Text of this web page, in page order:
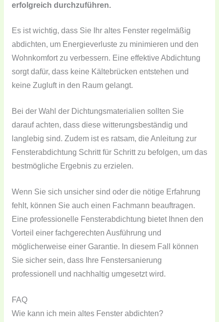
erfolgreich durchzuführen.
Es ist wichtig, dass Sie Ihr altes Fenster regelmäßig
abdichten, um Energieverluste zu minimieren und den
Wohnkomfort zu verbessern. Eine effektive Abdichtung
sorgt dafür, dass keine Kältebrücken entstehen und
keine Zugluft in den Raum gelangt.
Bei der Wahl der Dichtungsmaterialien sollten Sie
darauf achten, dass diese witterungsbeständig und
langlebig sind. Zudem ist es ratsam, die Anleitung zur
Fensterabdichtung Schritt für Schritt zu befolgen, um das
bestmögliche Ergebnis zu erzielen.
Wenn Sie sich unsicher sind oder die nötige Erfahrung
fehlt, können Sie auch einen Fachmann beauftragen.
Eine professionelle Fensterabdichtung bietet Ihnen den
Vorteil einer fachgerechten Ausführung und
möglicherweise einer Garantie. In diesem Fall können
Sie sicher sein, dass Ihre Fenstersanierung
professionell und nachhaltig umgesetzt wird.
FAQ
Wie kann ich mein altes Fenster abdichten?